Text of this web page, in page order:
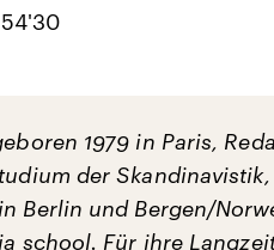
1979 in Paris,
der
Berlin und Bergen/
school. Für ihre